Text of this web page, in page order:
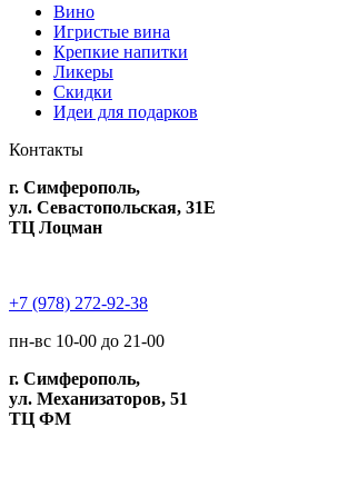
Вино
Игристые вина
Крепкие напитки
Ликеры
Скидки
Идеи для подарков
Контакты
г. Симферополь,
ул. Севастопольская, 31Е
ТЦ Лоцман
+7 (978) 272-92-38
пн-вс 10-00 до 21-00
г. Симферополь,
ул. Механизаторов, 51
ТЦ ФМ